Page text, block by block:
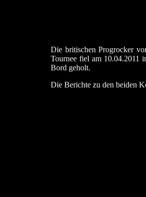
Die britischen Progrocker
Tournee fiel am 10.04.2011
Bord geholt.
Die Berichte zu den beiden